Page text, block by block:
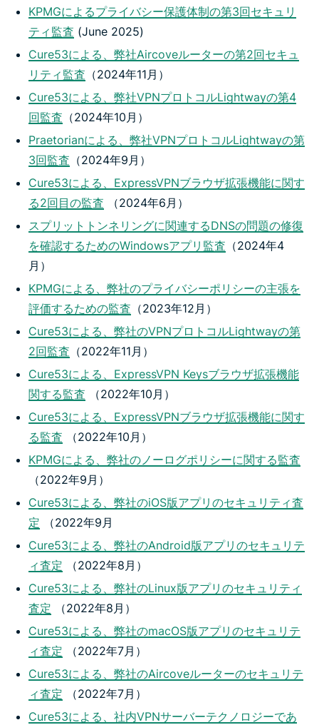
KPMGによるプライバシー保護体制の第3回セキュリ
ティ監査 (June 2025)
Cure53による、弊社Aircoveルーターの第2回セキュ
リティ監査 （2024年11月）
Cure53による、弊社VPNプロトコルLightwayの第4
回監査 （2024年10月）
Praetorianによる、弊社VPNプロトコルLightwayの第
3回監査 （2024年9月）
Cure53による、ExpressVPNブラウザ拡張機能に関す
る2回目の監査 （2024年6月）
スプリットトンネリングに関連するDNSの問題の修復
を確認するためのWindowsアプリ監査 （2024年4
月）
KPMGによる、弊社のプライバシーポリシーの主張を
評価するための監査 （2023年12月）
Cure53による、弊社のVPNプロトコルLightwayの第
2回監査 （2022年11月）
Cure53による、ExpressVPN Keysブラウザ拡張機能
関する監査 （2022年10月）
Cure53による、ExpressVPNブラウザ拡張機能に関す
る監査 （2022年10月）
KPMGによる、弊社のノーログポリシーに関する監査
（2022年9月）
Cure53による、弊社のiOS版アプリのセキュリティ査
定 （2022年9月
Cure53による、弊社のAndroid版アプリのセキュリテ
ィ査定 （2022年8月）
Cure53による、弊社のLinux版アプリのセキュリティ
査定 （2022年8月）
Cure53による、弊社のmacOS版アプリのセキュリテ
ィ査定 （2022年7月）
Cure53による、弊社のAircoveルーターのセキュリテ
ィ査定 （2022年7月）
Cure53による、社内VPNサーバーテクノロジーであ